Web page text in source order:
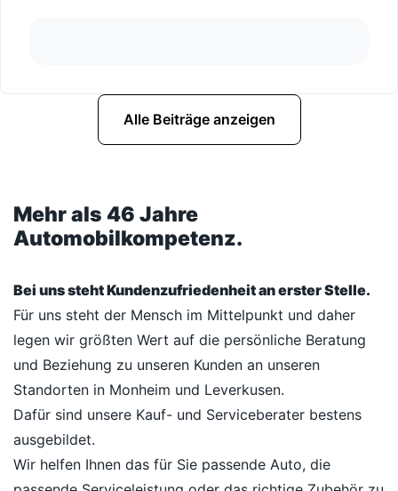
Alle Beiträge anzeigen
Mehr als 46 Jahre
Automobilkompetenz.
Bei uns steht Kundenzufriedenheit an erster Stelle.
Für uns steht der Mensch im Mittelpunkt und daher
legen wir größten Wert auf die persönliche Beratung
und Beziehung zu unseren Kunden an unseren
Standorten in Monheim und Leverkusen.
Dafür sind unsere Kauf- und Serviceberater bestens
ausgebildet.
Wir helfen Ihnen das für Sie passende Auto, die